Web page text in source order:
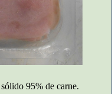
95% de carne.